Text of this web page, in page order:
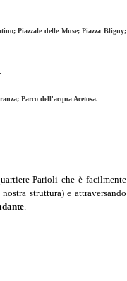
Piazzale delle Muse; Piazza Bligny;
.
Parco dell'acqua Acetosa.
Parioli che è facilmente
struttura) e attraversando
.